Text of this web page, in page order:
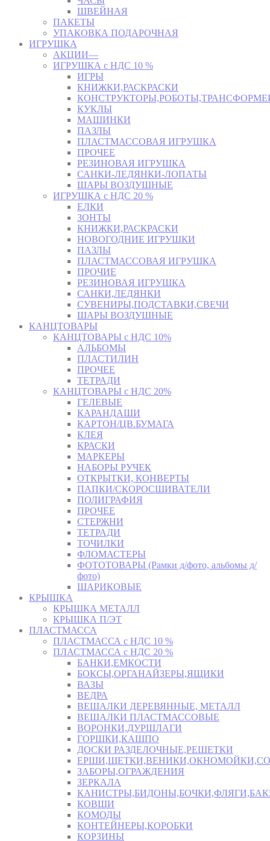
ШВЕЙНАЯ
ПАКЕТЫ
УПАКОВКА ПОДАРОЧНАЯ
ИГРУШКА
АКЦИИ—
ИГРУШКА с НДС 10 %
ИГРЫ
КНИЖКИ,РАСКРАСКИ
КУКЛЫ
МАШИНКИ
ПАЗЛЫ
ПЛАСТМАССОВАЯ ИГРУШКА
ПРОЧЕЕ
РЕЗИНОВАЯ ИГРУШКА
САНКИ-ЛЕДЯНКИ-ЛОПАТЫ
ШАРЫ ВОЗДУШНЫЕ
ИГРУШКА с НДС 20 %
ЕЛКИ
ЗОНТЫ
КНИЖКИ,РАСКРАСКИ
НОВОГОДНИЕ ИГРУШКИ
ПАЗЛЫ
ПЛАСТМАССОВАЯ ИГРУШКА
ПРОЧИЕ
РЕЗИНОВАЯ ИГРУШКА
САНКИ,ЛЕДЯНКИ
СУВЕНИРЫ,ПОДСТАВКИ,СВЕЧИ
ШАРЫ ВОЗДУШНЫЕ
КАНЦТОВАРЫ
КАНЦТОВАРЫ с НДС 10%
АЛЬБОМЫ
ПЛАСТИЛИН
ПРОЧЕЕ
ТЕТРАДИ
КАНЦТОВАРЫ с НДС 20%
ГЕЛЕВЫЕ
КАРАНДАШИ
КАРТОН/ЦВ.БУМАГА
КЛЕЯ
КРАСКИ
МАРКЕРЫ
НАБОРЫ РУЧЕК
ОТКРЫТКИ, КОНВЕРТЫ
ПАПКИ/СКОРОСШИВАТЕЛИ
ПОЛИГРАФИЯ
ПРОЧЕЕ
СТЕРЖНИ
ТЕТРАДИ
ТОЧИЛКИ
ФЛОМАСТЕРЫ
ФОТОТОВАРЫ (Рамки д/фото, альбомы д/
фото)
ШАРИКОВЫЕ
КРЫШКА
КРЫШКА МЕТАЛЛ
КРЫШКА П/ЭТ
ПЛАСТМАССА
ПЛАСТМАССА с НДС 10 %
ПЛАСТМАССА с НДС 20 %
БАНКИ,ЕМКОСТИ
БОКСЫ,ОРГАНАЙЗЕРЫ,ЯЩИКИ
ВАЗЫ
ВЕДРА
ВЕШАЛКИ ДЕРЕВЯННЫЕ, МЕТАЛЛ
ВЕШАЛКИ ПЛАСТМАССОВЫЕ
ВОРОНКИ,ДУРШЛАГИ
ГОРШКИ,КАШПО
ДОСКИ РАЗДЕЛОЧНЫЕ,РЕШЕТКИ
ЗАБОРЫ,ОГРАЖДЕНИЯ
ЗЕРКАЛА
КОВШИ
КОМОДЫ
КОНТЕЙНЕРЫ,КОРОБКИ
КОРЗИНЫ